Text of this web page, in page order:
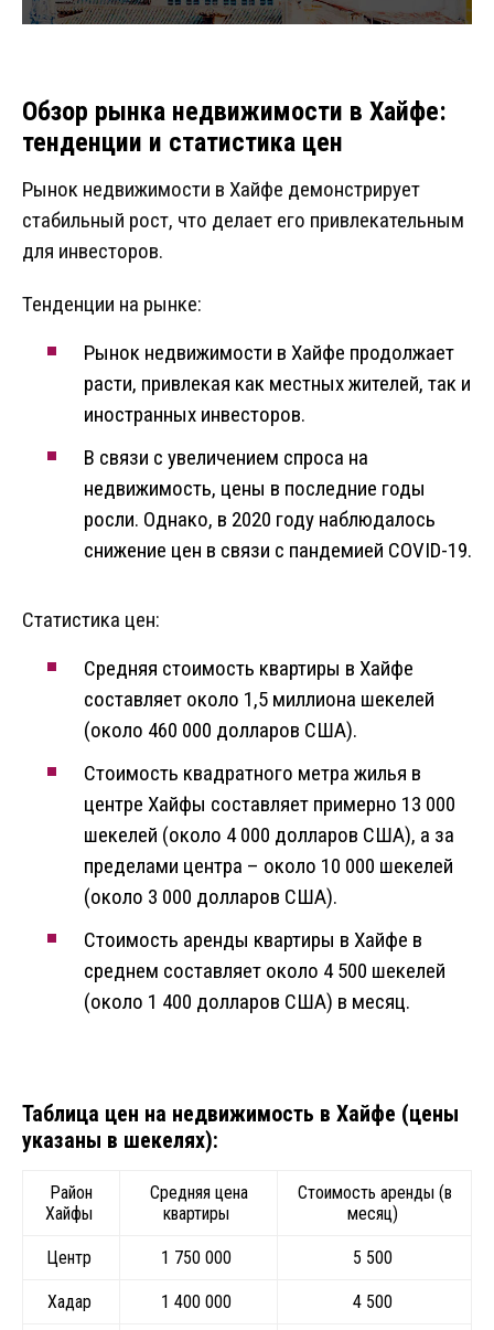
Обзор рынка недвижимости в Хайфе:
тенденции и статистика цен
Рынок недвижимости в Хайфе демонстрирует
стабильный рост, что делает его привлекательным
для инвесторов.
Тенденции на рынке:
Рынок недвижимости в Хайфе продолжает
расти, привлекая как местных жителей, так и
иностранных инвесторов.
В связи с увеличением спроса на
недвижимость, цены в последние годы
росли. Однако, в 2020 году наблюдалось
снижение цен в связи с пандемией COVID-19.
Статистика цен:
Средняя стоимость квартиры в Хайфе
составляет около 1,5 миллиона шекелей
(около 460 000 долларов США).
Стоимость квадратного метра жилья в
центре Хайфы составляет примерно 13 000
шекелей (около 4 000 долларов США), а за
пределами центра – около 10 000 шекелей
(около 3 000 долларов США).
Стоимость аренды квартиры в Хайфе в
среднем составляет около 4 500 шекелей
(около 1 400 долларов США) в месяц.
Таблица цен на недвижимость в Хайфе (цены
указаны в шекелях):
Район
Хайфы
Средняя цена
квартиры
Стоимость аренды (в
месяц)
Центр 1 750 000 5 500
Хадар 1 400 000 4 500